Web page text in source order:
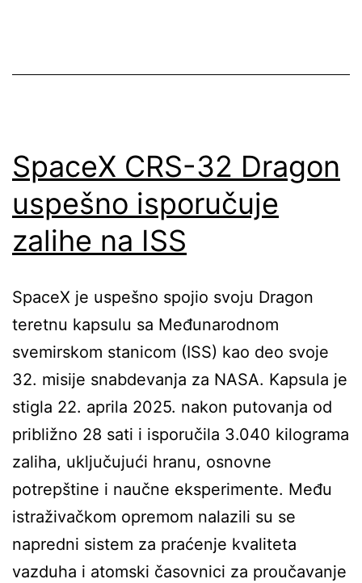
SpaceX CRS-32 Dragon
uspešno isporučuje
zalihe na ISS
SpaceX je uspešno spojio svoju Dragon
teretnu kapsulu sa Međunarodnom
svemirskom stanicom (ISS) kao deo svoje
32. misije snabdevanja za NASA. Kapsula je
stigla 22. aprila 2025. nakon putovanja od
približno 28 sati i isporučila 3.040 kilograma
zaliha, uključujući hranu, osnovne
potrepštine i naučne eksperimente. Među
istraživačkom opremom nalazili su se
napredni sistem za praćenje kvaliteta
vazduha i atomski časovnici za proučavanje